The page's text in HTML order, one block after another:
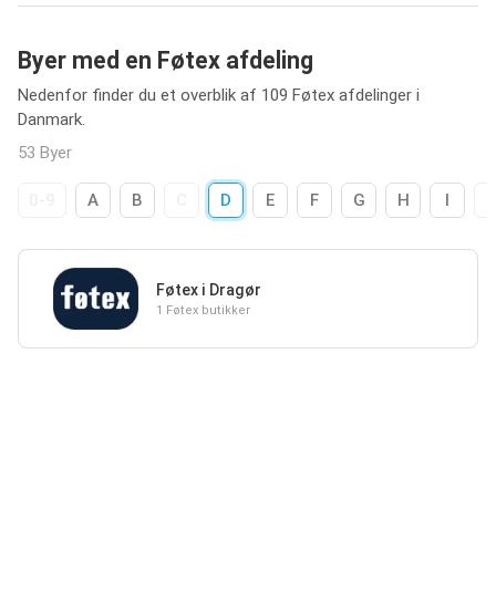
Byer med en Føtex afdeling
Nedenfor finder du et overblik af 109 Føtex afdelinger i
Danmark.
53 Byer
A B D E F G H I
Føtex i Dragør
1 Føtex butikker